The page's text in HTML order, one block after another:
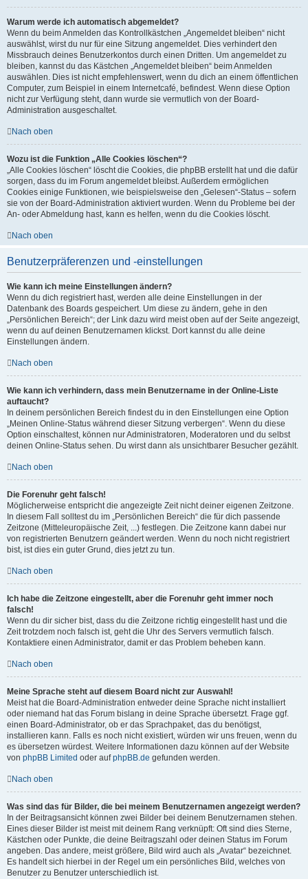
Warum werde ich automatisch abgemeldet?
Wenn du beim Anmelden das Kontrollkästchen „Angemeldet bleiben“ nicht
auswählst, wirst du nur für eine Sitzung angemeldet. Dies verhindert den
Missbrauch deines Benutzerkontos durch einen Dritten. Um angemeldet zu
bleiben, kannst du das Kästchen „Angemeldet bleiben“ beim Anmelden
auswählen. Dies ist nicht empfehlenswert, wenn du dich an einem öffentlichen
Computer, zum Beispiel in einem Internetcafé, befindest. Wenn diese Option
nicht zur Verfügung steht, dann wurde sie vermutlich von der Board-
Administration ausgeschaltet.
Nach oben
Wozu ist die Funktion „Alle Cookies löschen“?
„Alle Cookies löschen“ löscht die Cookies, die phpBB erstellt hat und die dafür
sorgen, dass du im Forum angemeldet bleibst. Außerdem ermöglichen
Cookies einige Funktionen, wie beispielsweise den „Gelesen“-Status – sofern
sie von der Board-Administration aktiviert wurden. Wenn du Probleme bei der
An- oder Abmeldung hast, kann es helfen, wenn du die Cookies löscht.
Nach oben
Benutzerpräferenzen und -einstellungen
Wie kann ich meine Einstellungen ändern?
Wenn du dich registriert hast, werden alle deine Einstellungen in der
Datenbank des Boards gespeichert. Um diese zu ändern, gehe in den
„Persönlichen Bereich“; der Link dazu wird meist oben auf der Seite angezeigt,
wenn du auf deinen Benutzernamen klickst. Dort kannst du alle deine
Einstellungen ändern.
Nach oben
Wie kann ich verhindern, dass mein Benutzername in der Online-Liste
auftaucht?
In deinem persönlichen Bereich findest du in den Einstellungen eine Option
„Meinen Online-Status während dieser Sitzung verbergen“. Wenn du diese
Option einschaltest, können nur Administratoren, Moderatoren und du selbst
deinen Online-Status sehen. Du wirst dann als unsichtbarer Besucher gezählt.
Nach oben
Die Forenuhr geht falsch!
Möglicherweise entspricht die angezeigte Zeit nicht deiner eigenen Zeitzone.
In diesem Fall solltest du im „Persönlichen Bereich“ die für dich passende
Zeitzone (Mitteleuropäische Zeit, ...) festlegen. Die Zeitzone kann dabei nur
von registrierten Benutzern geändert werden. Wenn du noch nicht registriert
bist, ist dies ein guter Grund, dies jetzt zu tun.
Nach oben
Ich habe die Zeitzone eingestellt, aber die Forenuhr geht immer noch
falsch!
Wenn du dir sicher bist, dass du die Zeitzone richtig eingestellt hast und die
Zeit trotzdem noch falsch ist, geht die Uhr des Servers vermutlich falsch.
Kontaktiere einen Administrator, damit er das Problem beheben kann.
Nach oben
Meine Sprache steht auf diesem Board nicht zur Auswahl!
Meist hat die Board-Administration entweder deine Sprache nicht installiert
oder niemand hat das Forum bislang in deine Sprache übersetzt. Frage ggf.
einen Board-Administrator, ob er das Sprachpaket, das du benötigst,
installieren kann. Falls es noch nicht existiert, würden wir uns freuen, wenn du
es übersetzen würdest. Weitere Informationen dazu können auf der Website
von phpBB Limited oder aufphpBB.de gefunden werden.
Nach oben
Was sind das für Bilder, die bei meinem Benutzernamen angezeigt werden?
In der Beitragsansicht können zwei Bilder bei deinem Benutzernamen stehen.
Eines dieser Bilder ist meist mit deinem Rang verknüpft: Oft sind dies Sterne,
Kästchen oder Punkte, die deine Beitragszahl oder deinen Status im Forum
angeben. Das andere, meist größere, Bild wird auch als „Avatar“ bezeichnet.
Es handelt sich hierbei in der Regel um ein persönliches Bild, welches von
Benutzer zu Benutzer unterschiedlich ist.